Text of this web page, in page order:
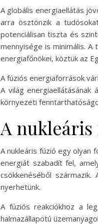
A globális energiaellátás
arra ösztönzik a
potenciálisan tiszta és
mennyisége is minimális.
energiafőnökei, köztük az
A fúziós energiaforrások
A világ
környezeti
A nukleáris
A nukleáris fúzió egy olyan
energiát szabadít fel,
csökkenéséből
nyerhetünk.
A fúziós reakciókhoz a
halmazállapotú